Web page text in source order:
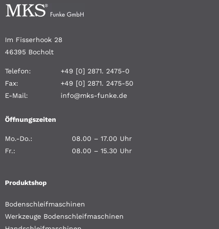
Im Fisserhook 28
46395 Bocholt
Telefon:
+49 [0] 2871. 2475-0
Fax:
+49 [0] 2871. 2475-50
E-Mail:
info@mks-funke.de
Öffnungszeiten
Mo.-Do.:
08.00 – 17.00 Uhr
Fr.:
08.00 – 15.30 Uhr
Produktshop
Bodenschleifmaschinen
Werkzeuge Bodenschleifmaschinen